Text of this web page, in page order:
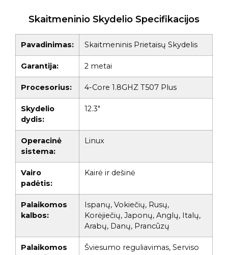
Skaitmeninio Skydelio Specifikacijos
Pavadinimas: Skaitmeninis Prietaisų Skydelis
Garantija: 2 metai
Procesorius: 4-Core 1.8GHZ T507 Plus
Skydelio
dydis:
12.3"
Operacinė
sistema:
Linux
Vairo
padėtis:
Kairė ir dešinė
Palaikomos
kalbos:
Ispanų, Vokiečių, Rusų,
Korėjiečių, Japonų, Anglų, Italų,
Arabų, Danų, Prancūzų
Palaikomos
Šviesumo reguliavimas, Serviso